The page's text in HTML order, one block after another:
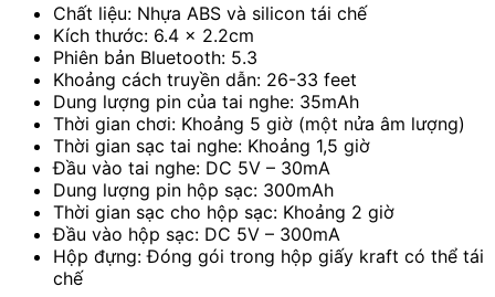
Chất liệu: Nhựa ABS và silicon tái chế
Kích thước: 6.4 x 2.2cm
Phiên bản Bluetooth: 5.3
Khoảng cách truyền dẫn: 26-33 feet
Dung lượng pin của tai nghe: 35mAh
Thời gian chơi: Khoảng 5 giờ (một nửa âm lượng)
Thời gian sạc tai nghe: Khoảng 1,5 giờ
Đầu vào tai nghe: DC 5V – 30mA
Dung lượng pin hộp sạc: 300mAh
Thời gian sạc cho hộp sạc: Khoảng 2 giờ
Đầu vào hộp sạc: DC 5V – 300mA
Hộp đựng: Đóng gói trong hộp giấy kraft có thể tái
chế